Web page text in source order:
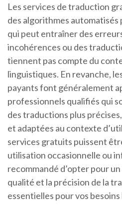
Les services de traduction
des algorithmes
qui peut entraîner des
incohérences ou des
tiennent pas compte du
linguistiques. En revanche,
payants font généralement
professionnels qualifiés qui
des traductions plus
et adaptées au contexte
services gratuits puissent
utilisation occasionnelle ou
recommandé d’opter pour
qualité et la précision de la
essentielles pour vos